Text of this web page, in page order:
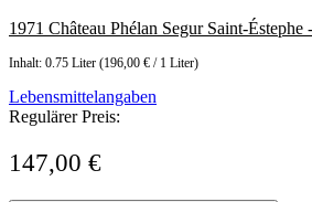
1971 Château Phélan Segur Saint-Éstephe
Inhalt: 0.75 Liter (196,00 € / 1 Liter)
Lebensmittelangaben
Regulärer Preis:
147,00 €